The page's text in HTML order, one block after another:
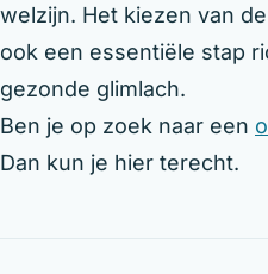
welzijn. Het kiezen van
ook een essentiële stap
gezonde glimlach.
Ben je op zoek naar een
Dan kun je hier terecht.